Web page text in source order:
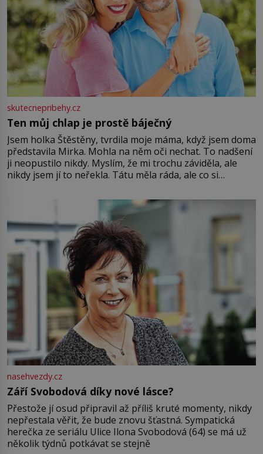
skutecnepribehy.cz
Ten můj chlap je prostě báječný
Jsem holka Štěstěny, tvrdila moje máma, když jsem doma
představila Mirka. Mohla na něm oči nechat. To nadšení
ji neopustilo nikdy. Myslím, že mi trochu záviděla, ale
nikdy jsem jí to neřekla. Tátu měla ráda, ale co si
Jsme spolu moc rádi Tehdy byla jiná doba, když
nasehvezdy.cz
Září Svobodová díky nové lásce?
Přestože jí osud připravil až příliš kruté momenty, nikdy
nepřestala věřit, že bude znovu šťastná. Sympatická
herečka ze seriálu Ulice Ilona Svobodová (64) se má už
několik týdnů potkávat se stejně